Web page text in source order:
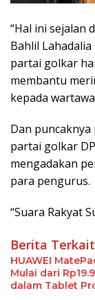
“Hal ini sejalan
Bahlil
partai golkar
membantu
kepada
Dan
partai golkar
mengadakan
para pengurus.
“Suara Rakyat
Berita Terkait
HUAWEI
Mulai dari
dalam Tablet